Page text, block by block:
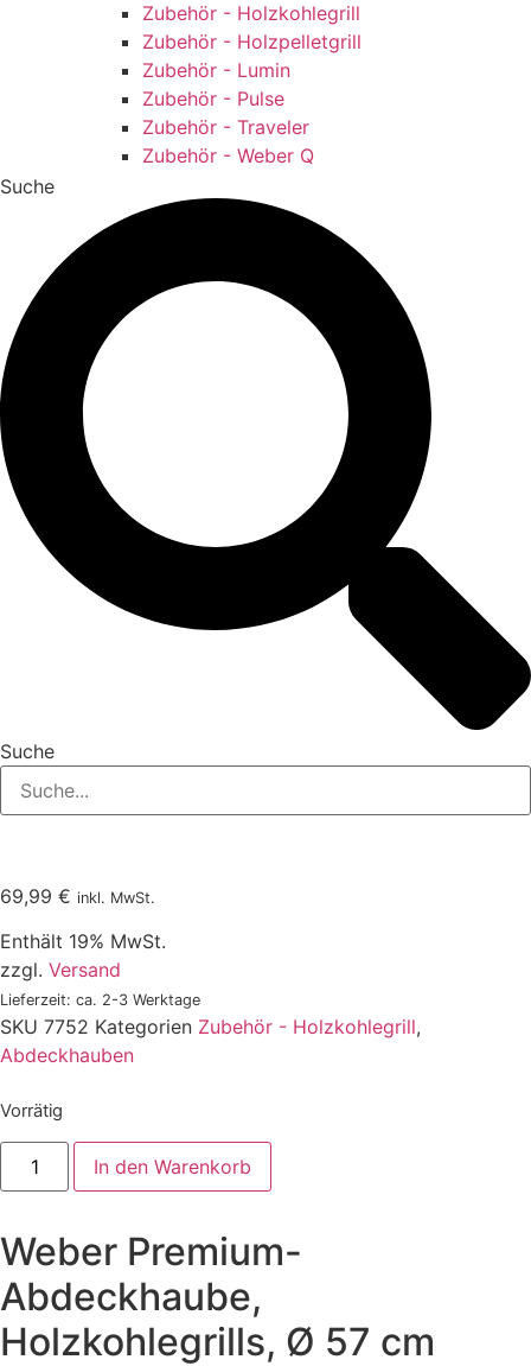
Zubehör - Holzkohlegrill
Zubehör - Holzpelletgrill
Zubehör - Lumin
Zubehör - Pulse
Zubehör - Traveler
Zubehör - Weber Q
Suche
Suche
69,99 € inkl. MwSt.
Enthält 19% MwSt.
zzgl. Versand
Lieferzeit: ca. 2-3 Werktage
SKU 7752 Kategorien Zubehör - Holzkohlegrill,
Abdeckhauben
Vorrätig
Weber
Premium-
Abdeckhaube,
57
cm
Menge
In den Warenkorb
Weber Premium-
Abdeckhaube,
Holzkohlegrills, Ø 57 cm